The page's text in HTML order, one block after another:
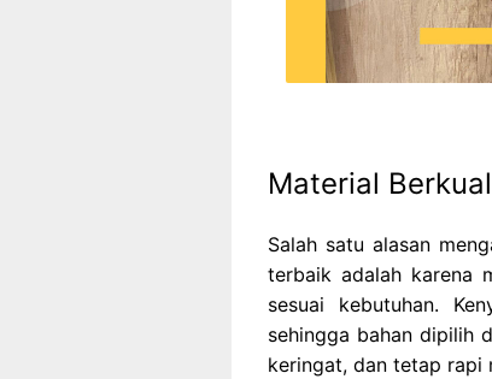
Material
Salah satu alasan
terbaik adalah karena
sesuai kebutuhan.
sehingga bahan dipilih
keringat, dan tetap rapi